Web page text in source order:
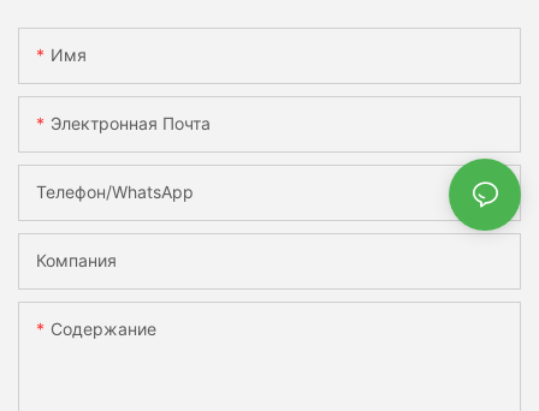
Имя
Электронная Почта
Телефон/WhatsApp
Компания
Содержание